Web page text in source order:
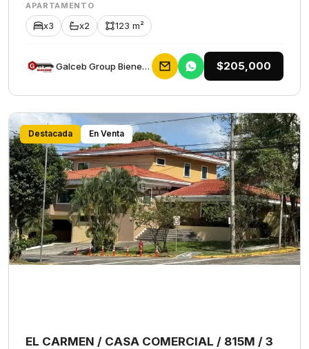
APARTAMENTO
x3 x2 123 m²
Galceb Group Bienes Raices $205,000
Destacada En Venta
EL CARMEN / CASA COMERCIAL / 815M / 3